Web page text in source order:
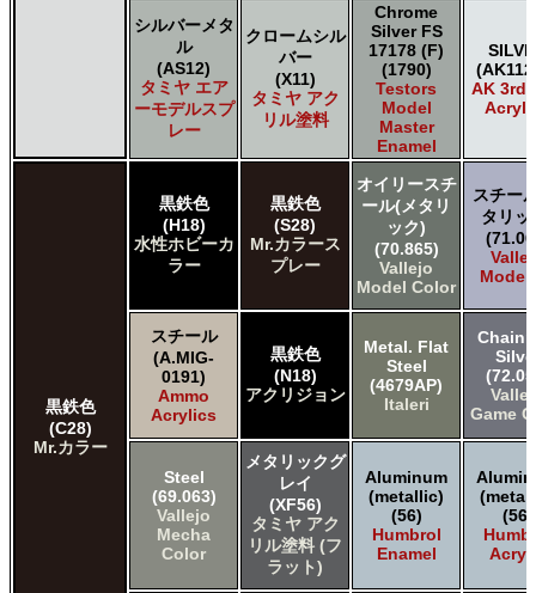
シルバーメタ
ル
(AS12)
タミヤ エア
ーモデルスプ
レー
クロームシル
バー
(X11)
タミヤ アク
リル塗料
Chrome
Silver FS
17178 (F)
(1790)
Testors
Model
Master
Enamel
AK 3rd
黒鉄色
(C28)
Mr.カラー
黒鉄色
(H18)
水性ホビーカ
ラー
黒鉄色
(S28)
Mr.カラース
プレー
オイリースチ
ール(メタリ
ック)
(70.865)
Vallejo
Model Color
スチー
タリッ
Model
スチール
(A.MIG-
0191)
Ammo
Acrylics
黒鉄色
(N18)
アクリジョン
Metal. Flat
Steel
(4679AP)
Italeri
Game
Steel
(69.063)
Vallejo
Mecha
Color
メタリックグ
レイ
(XF56)
タミヤ アク
リル塗料 (フ
ラット)
Aluminum
(metallic)
(56)
Humbrol
Enamel
(56)